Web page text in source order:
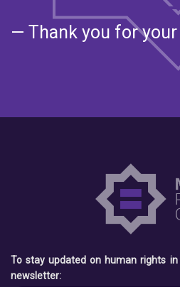
— Thank you for
To stay updated on human rights
newsletter: